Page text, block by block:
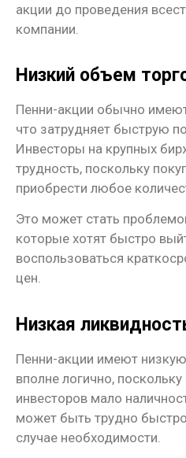
акции до проведения
компании.
Низкий объем
Пенни-акции обычно
что затрудняет быструю
Инвесторы на крупных
трудность, поскольку
приобрести любое
Это может стать
которые хотят быстро
воспользоваться
цен.
Низкая
Пенни-акции имеют
вполне логично,
инвесторов мало
может быть трудно
случае необходимости.